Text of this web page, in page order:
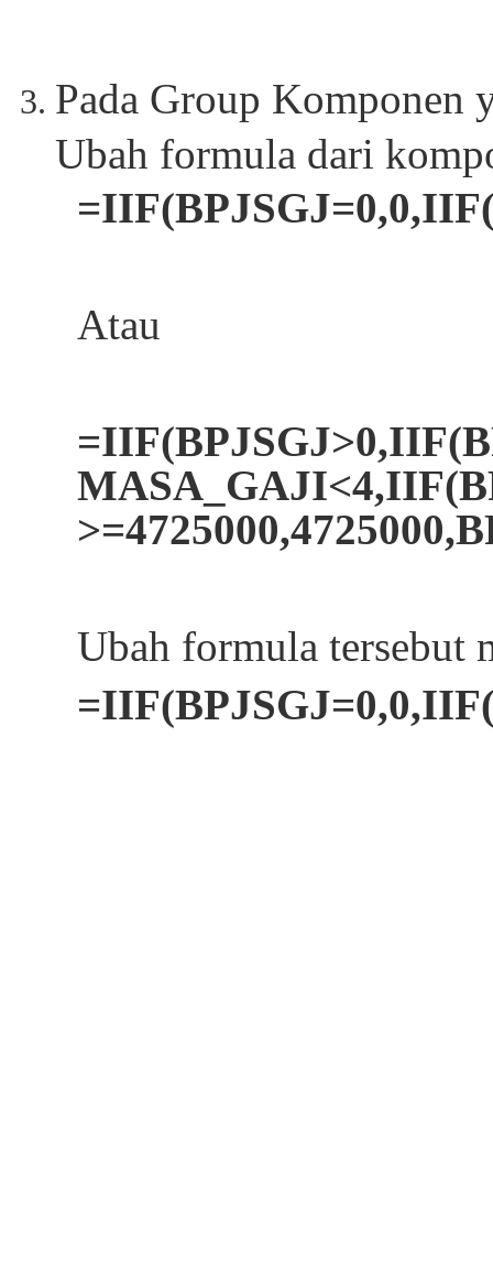
Pada Group Komponen
Ubah formula dari
Atau
Ubah formula tersebut